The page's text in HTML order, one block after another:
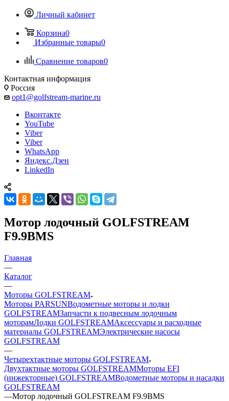
Личный кабинет
Корзина0
Избранные товары0
Сравнение товаров0
Контактная информация
Россия
opt1@golfstream-marine.ru
Вконтакте
YouTube
Viber
Viber
WhatsApp
Яндекс.Дзен
LinkedIn
Мотор лодочный GOLFSTREAM
F9.9BMS
Главная
—
Каталог
—
Моторы GOLFSTREAM
Моторы PARSUNВодометные моторы и лодки
GOLFSTREAMЗапчасти к подвесным лодочным
моторамЛодки GOLFSTREAMАксессуары и расходные
материалы GOLFSTREAMЭлектрические насосы
GOLFSTREAM
—
Четырехтактные моторы GOLFSTREAM
Двухтактные моторы GOLFSTREAMМоторы EFI
(инжекторные) GOLFSTREAMВодометные моторы и насадки
GOLFSTREAM
—Мотор лодочный GOLFSTREAM F9.9BMS